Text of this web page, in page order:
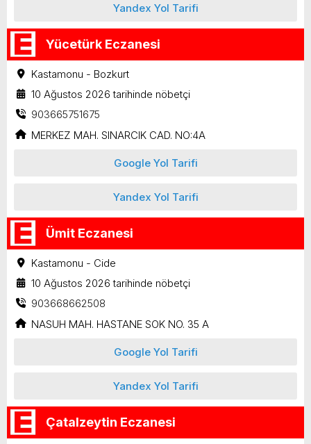
Yandex Yol Tarifi
Yücetürk Eczanesi
Kastamonu - Bozkurt
10 Ağustos 2026 tarihinde nöbetçi
903665751675
MERKEZ MAH. SINARCIK CAD. NO:4A
Google Yol Tarifi
Yandex Yol Tarifi
Ümit Eczanesi
Kastamonu - Cide
10 Ağustos 2026 tarihinde nöbetçi
903668662508
NASUH MAH. HASTANE SOK NO. 35 A
Google Yol Tarifi
Yandex Yol Tarifi
Çatalzeytin Eczanesi